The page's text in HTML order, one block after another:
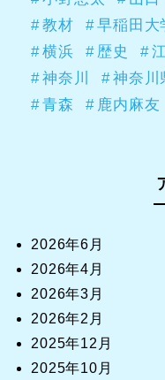
教材
早稲田大
横浜
歴史
神奈川
神奈川
青森
鹿内麻友
2026年6月
2026年4月
2026年3月
2026年2月
2025年12月
2025年10月